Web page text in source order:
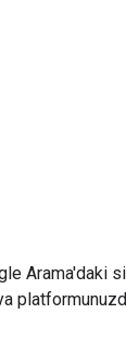
Arama'daki